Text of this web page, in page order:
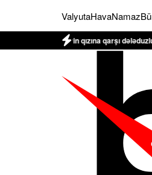
ValyutaHavaNamaz
qızına qarşı dələduzluq edildi